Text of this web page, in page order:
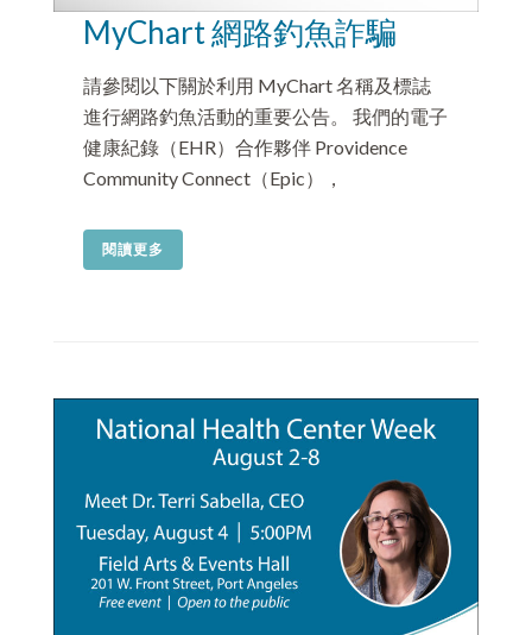
MyChart 網路釣魚詐騙
請參閱以下關於利用 MyChart 名稱及標誌
進行網路釣魚活動的重要公告。 我們的電子
健康紀錄（EHR）合作夥伴 Providence
Community Connect（Epic），
閱讀更多